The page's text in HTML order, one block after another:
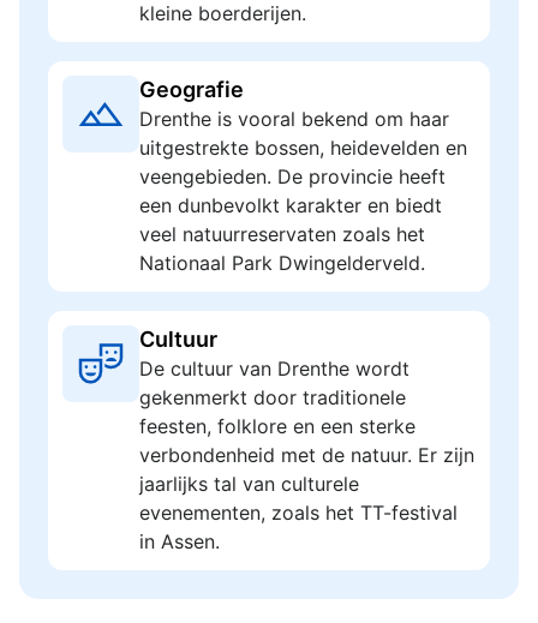
kleine boerderijen.
Geografie
Drenthe is vooral bekend om haar
uitgestrekte bossen, heidevelden en
veengebieden. De provincie heeft
een dunbevolkt karakter en biedt
veel natuurreservaten zoals het
Nationaal Park Dwingelderveld.
Cultuur
De cultuur van Drenthe wordt
gekenmerkt door traditionele
feesten, folklore en een sterke
verbondenheid met de natuur. Er zijn
jaarlijks tal van culturele
evenementen, zoals het TT-festival
in Assen.